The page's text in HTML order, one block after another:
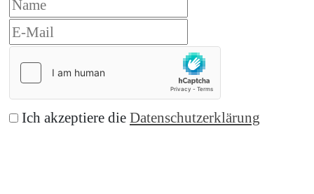
Ich akzeptiere die Datenschutzerklärung